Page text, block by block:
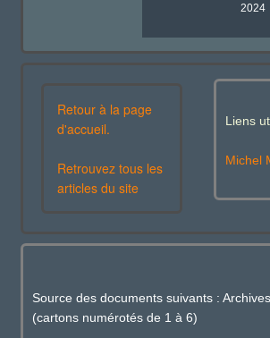
2024
Retour à la page
d'accueil.
Retrouvez tous les
articles du site
Liens
Michel
Source des documents suivants :
(cartons numérotés de 1 à 6)